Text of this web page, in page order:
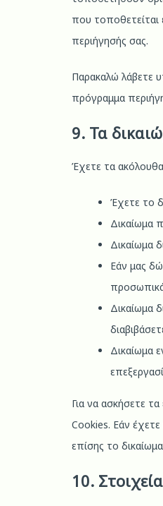
που τοποθετείται
περιήγησής σας.
Παρακαλώ λάβετε
πρόγραμμα
9. Τα
Έχετε τα
Έχετε το
Δικαίωμα
Δικαίωμα
Εάν μας
Δικαίωμα
Δικαίωμα
Για να ασκήσετε
Cookies. Εάν
επίσης το
10.